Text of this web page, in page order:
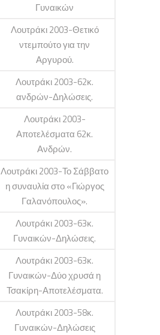
Γυναικών
Λουτράκι 2003-Θετικό
ντεμπούτο για την
Αργυρού.
Λουτράκι 2003-62κ.
ανδρών-Δηλώσεις.
Λουτράκι 2003-
Αποτελέσματα 62κ.
Ανδρών.
Λουτράκι 2003-Το Σάββατο
η συναυλία στο «Γιώργος
Γαλανόπουλος».
Λουτράκι 2003-63κ.
Γυναικών-Δηλώσεις.
Λουτράκι 2003-63κ.
Γυναικών-Δύο χρυσά η
Τσακίρη-Αποτελέσματα.
Λουτράκι 2003-58κ.
Γυναικών-Δηλώσεις